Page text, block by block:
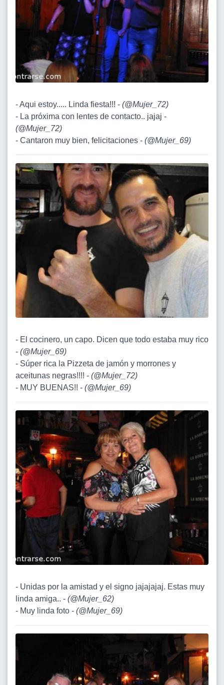
- Aqui estoy..... Linda fiesta!!! - (@Mujer_72)
- La próxima con lentes de contacto.. jajaj -
(@Mujer_72)
- Cantaron muy bien, felicitaciones - (@Mujer_69)
- El cocinero, un capo. Dicen que todo estaba muy rico
- (@Mujer_69)
- Súper rica la Pizzeta de jamón y morrones y
aceitunas negras!!!! - (@Mujer_72)
- MUY BUENAS!! - (@Mujer_69)
- Unidas por la amistad y el signo jajajajaj. Estas muy
linda amiga.. - (@Mujer_62)
- Muy linda foto - (@Mujer_69)